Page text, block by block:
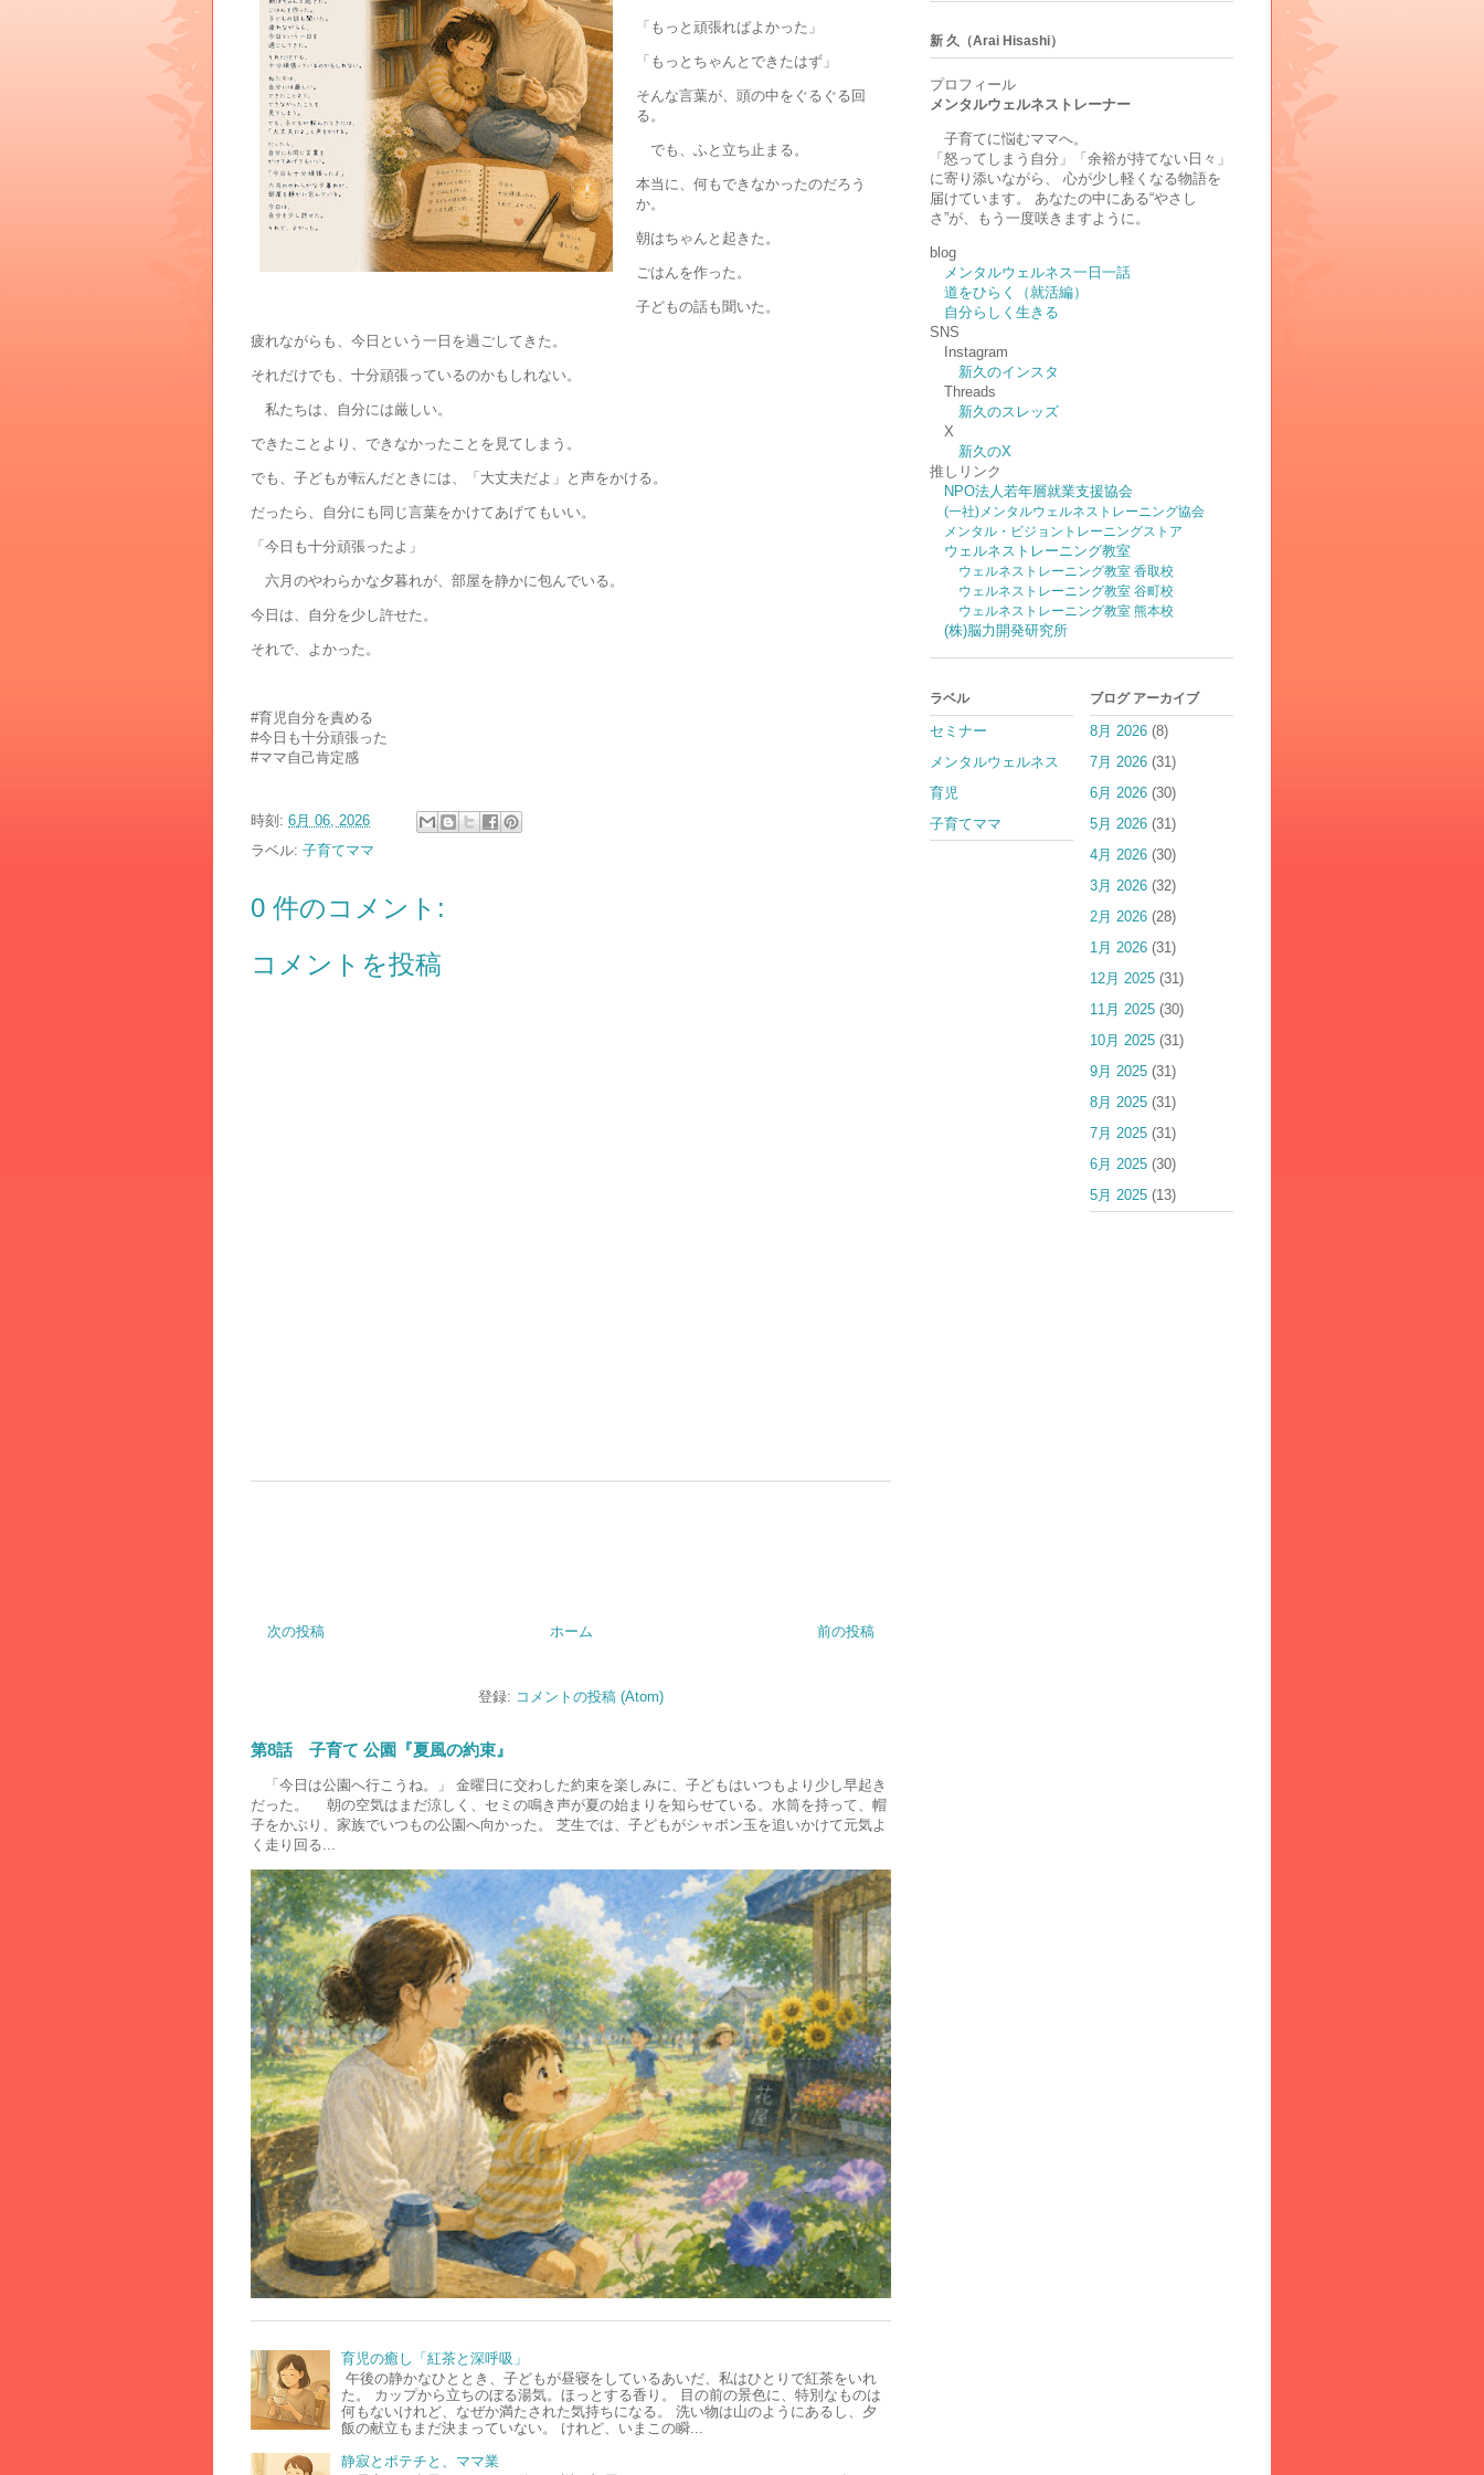
「もっと頑張ればよかった」
「もっとちゃんとできたはず」
そんな言葉が、頭の中をぐるぐる回
る。
でも、ふと立ち止まる。
本当に、何もできなかったのだろう
か。
朝はちゃんと起きた。
ごはんを作った。
子どもの話も聞いた。
疲れながらも、今日という一日を過ごしてきた。
それだけでも、十分頑張っているのかもしれない。
私たちは、自分には厳しい。
できたことより、できなかったことを見てしまう。
でも、子どもが転んだときには、「大丈夫だよ」と声をかける。
だったら、自分にも同じ言葉をかけてあげてもいい。
「今日も十分頑張ったよ」
六月のやわらかな夕暮れが、部屋を静かに包んでいる。
今日は、自分を少し許せた。
それで、よかった。
#育児自分を責める
#今日も十分頑張った
#ママ自己肯定感
時刻: 6月 06, 2026
ラベル: 子育てママ
0 件のコメント:
コメントを投稿
次の投稿 前の投稿
ホーム
登録: コメントの投稿 (Atom)
第8話 子育て 公園『夏風の約束』
「今日は公園へ行こうね。」 金曜日に交わした約束を楽しみに、子どもはいつもより少し早起き
だった。 朝の空気はまだ涼しく、セミの鳴き声が夏の始まりを知らせている。水筒を持って、帽
子をかぶり、家族でいつもの公園へ向かった。 芝生では、子どもがシャボン玉を追いかけて元気よ
く走り回る...
育児の癒し「紅茶と深呼吸」
午後の静かなひととき、子どもが昼寝をしているあいだ、私はひとりで紅茶をいれ
た。 カップから立ちのぼる湯気。ほっとする香り。 目の前の景色に、特別なものは
何もないけれど、なぜか満たされた気持ちになる。 洗い物は山のようにあるし、夕
飯の献立もまだ決まっていない。 けれど、いまこの瞬...
静寂とポテチと、ママ業
新 久（Arai Hisashi）
プロフィール
メンタルウェルネストレーナー
子育てに悩むママへ。
「怒ってしまう自分」「余裕が持てない日々」
に寄り添いながら、 心が少し軽くなる物語を
届けています。 あなたの中にある“やさし
さ”が、もう一度咲きますように。
blog
メンタルウェルネス一日一話
道をひらく（就活編）
自分らしく生きる
SNS
Instagram
新久のインスタ
Threads
新久のスレッズ
X
新久のX
推しリンク
NPO法人若年層就業支援協会
(一社)メンタルウェルネストレーニング協会
メンタル・ビジョントレーニングストア
ウェルネストレーニング教室
ウェルネストレーニング教室 香取校
ウェルネストレーニング教室 谷町校
ウェルネストレーニング教室 熊本校
(株)脳力開発研究所
ラベル
セミナー
メンタルウェルネス
育児
子育てママ
ブログ アーカイブ
8月 2026 (8)
7月 2026 (31)
6月 2026 (30)
5月 2026 (31)
4月 2026 (30)
3月 2026 (32)
2月 2026 (28)
1月 2026 (31)
12月 2025 (31)
11月 2025 (30)
10月 2025 (31)
9月 2025 (31)
8月 2025 (31)
7月 2025 (31)
6月 2025 (30)
5月 2025 (13)